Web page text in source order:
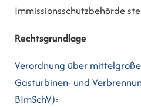
Immissionsschutzbehörde
Rechtsgrundlage
Verordnung über
Gasturbinen- und
BImSchV):